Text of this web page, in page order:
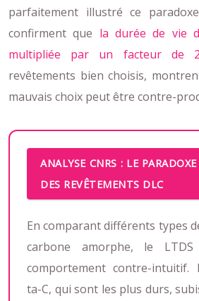
parfaitement illustré ce
confirment que la durée de vie
multipliée par un facteur de
revêtements bien choisis,
mauvais choix peut être contre-
ANALYSE CNRS : LE
DES REVÊTEMENTS DLC
En comparant différents types
carbone amorphe, le
comportement contre-intuitif.
ta-C, qui sont les plus durs,